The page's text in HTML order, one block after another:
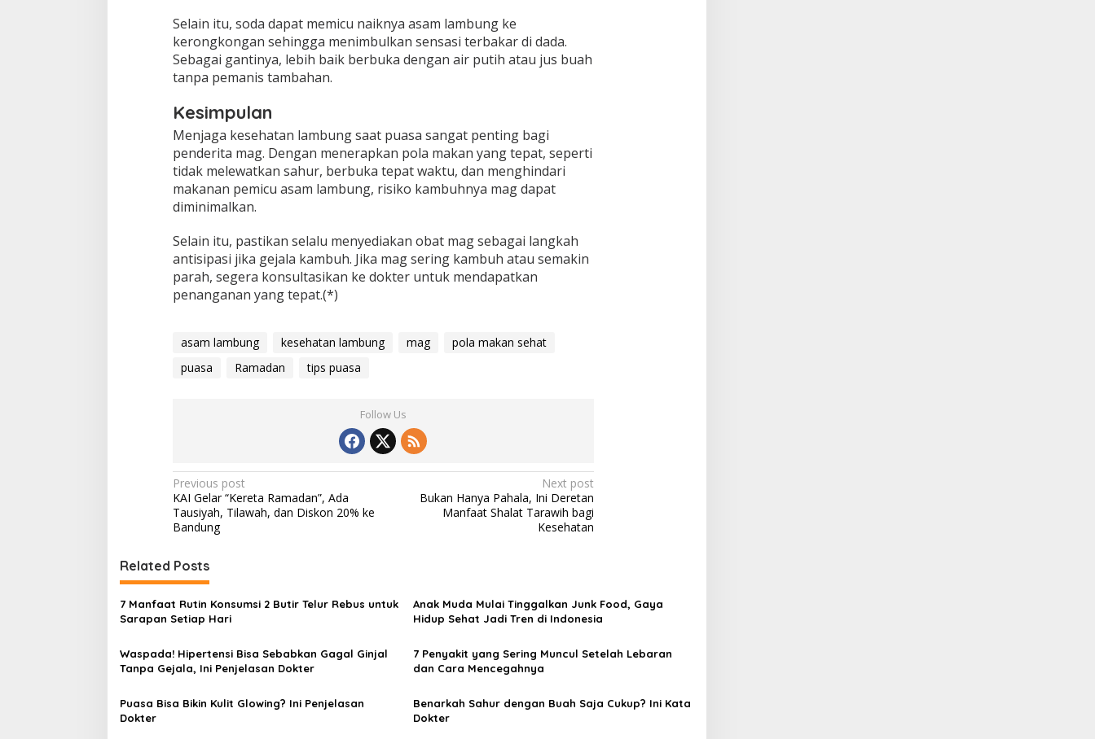
Selain itu, soda dapat memicu naiknya asam lambung ke
kerongkongan sehingga menimbulkan sensasi terbakar di dada.
Sebagai gantinya, lebih baik berbuka dengan air putih atau jus buah
tanpa pemanis tambahan.
Kesimpulan
Menjaga kesehatan lambung saat puasa sangat penting bagi
penderita mag. Dengan menerapkan pola makan yang tepat, seperti
tidak melewatkan sahur, berbuka tepat waktu, dan menghindari
makanan pemicu asam lambung, risiko kambuhnya mag dapat
diminimalkan.
Selain itu, pastikan selalu menyediakan obat mag sebagai langkah
antisipasi jika gejala kambuh. Jika mag sering kambuh atau semakin
parah, segera konsultasikan ke dokter untuk mendapatkan
penanganan yang tepat.(*)
asam lambung kesehatan lambung mag
pola makan sehat
puasa
Ramadan tips puasa
Follow Us
P
o
s
t
n
a
v
i
g
t
Previous post
KAI Gelar “Kereta Ramadan”, Ada
Tausiyah, Tilawah, dan Diskon 20% ke
Bandung
Next post
Bukan Hanya Pahala, Ini Deretan
Manfaat Shalat Tarawih bagi
Kesehatan
Related Posts
7 Manfaat Rutin Konsumsi 2 Butir Telur Rebus untuk
Sarapan Setiap Hari
Anak Muda Mulai Tinggalkan Junk Food, Gaya
Hidup Sehat Jadi Tren di Indonesia
Waspada! Hipertensi Bisa Sebabkan Gagal Ginjal
Tanpa Gejala, Ini Penjelasan Dokter
7 Penyakit yang Sering Muncul Setelah Lebaran
dan Cara Mencegahnya
Puasa Bisa Bikin Kulit Glowing? Ini Penjelasan
Dokter
Benarkah Sahur dengan Buah Saja Cukup? Ini Kata
Dokter